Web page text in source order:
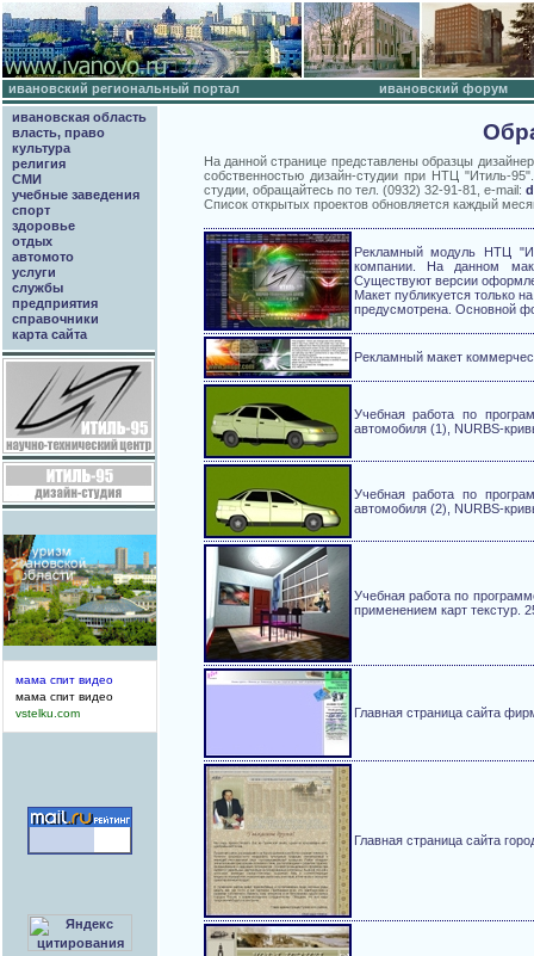
ивановский региональный портал
ивановский форум
ивановская область
власть, право
культура
религия
СМИ
учебные заведения
спорт
здоровье
отдых
автомото
услуги
службы
предприятия
справочники
карта сайта
мама спит видео
мама спит видео
vstelku.com
На данной странице представлены образцы
собственностью дизайн-студии при НТЦ "Итиль-
студии, обращайтесь по тел. (0932) 32-91-81, e-mail:
Список открытых проектов обновляется каждый
Рекламный модуль НТЦ
компании. На данном
Существуют версии
Макет публикуется только
предусмотрена. Основной
Рекламный макет
Учебная работа по
автомобиля (1), NURBS-
Учебная работа по
автомобиля (2), NURBS-
Учебная работа по
применением карт текстур.
Главная страница сайта
Главная страница сайта